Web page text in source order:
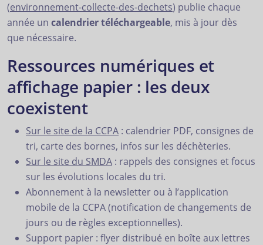
(environnement-collecte-des-dechets) publie chaque
année un calendrier téléchargeable, mis à jour dès
que nécessaire.
Ressources numériques et
affichage papier : les deux
coexistent
Sur le site de la CCPA : calendrier PDF, consignes de
tri, carte des bornes, infos sur les déchèteries.
Sur le site du SMDA : rappels des consignes et focus
sur les évolutions locales du tri.
Abonnement à la newsletter ou à l’application
mobile de la CCPA (notification de changements de
jours ou de règles exceptionnelles).
Support papier : flyer distribué en boîte aux lettres